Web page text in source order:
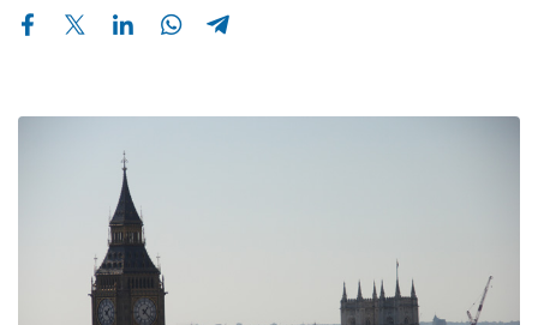
Compartir en Facebook Compartir en Twitter Compartir en Linkedin Compartir en Whatsapp